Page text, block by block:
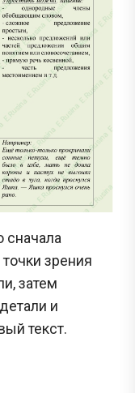
сначала
зрения
затем
и
текст.